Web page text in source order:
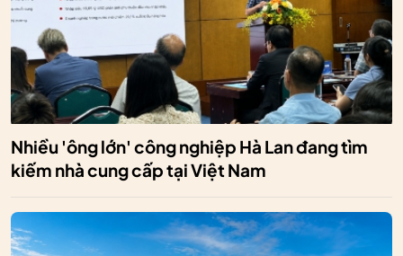
Nhiều 'ông lớn' công nghiệp Hà Lan đang tìm
kiếm nhà cung cấp tại Việt Nam